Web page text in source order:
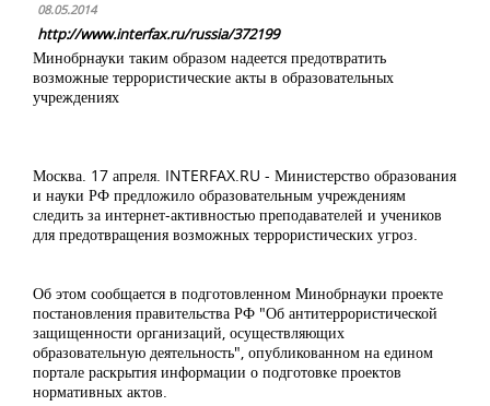
08.05.2014
http://www.interfax.ru/russia/372199
Минобрнауки таким образом надеется предотвратить
возможные террористические акты в образовательных
учреждениях
Москва. 17 апреля. INTERFAX.RU - Министерство образования
и науки РФ предложило образовательным учреждениям
следить за интернет-активностью преподавателей и учеников
для предотвращения возможных террористических угроз.
Об этом сообщается в подготовленном Минобрнауки проекте
постановления правительства РФ "Об антитеррористической
защищенности организаций, осуществляющих
образовательную деятельность", опубликованном на едином
портале раскрытия информации о подготовке проектов
нормативных актов.